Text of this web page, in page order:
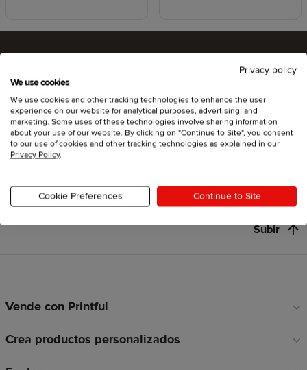
¿Listo para probar Printful?
Empieza
Subir
Enlaces
pie
Vende con Printful
Crea productos personalizados
Privacy policy
We use cookies
We use cookies and other tracking technologies to enhance the user
experience on our website for analytical purposes, advertising, and
marketing. Some uses of these technologies involve sharing information
about your use of our website. By clicking on "Continue to Site", you consent
to our use of cookies and other tracking technologies as explained in our
Privacy Policy.
Cookie Preferences Continue to Site